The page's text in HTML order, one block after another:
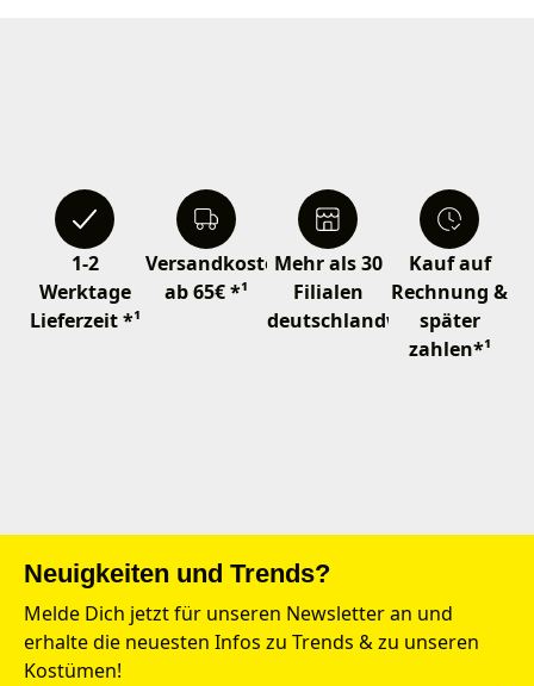
1-2
Werktage
Lieferzeit *¹
Versandkostenfrei
ab 65€ *¹
Mehr als 30
Filialen
deutschlandweit
Kauf auf
Rechnung &
später
zahlen*¹
Neuigkeiten und Trends?
Melde Dich jetzt für unseren Newsletter an und
erhalte die neuesten Infos zu Trends & zu unseren
Kostümen!